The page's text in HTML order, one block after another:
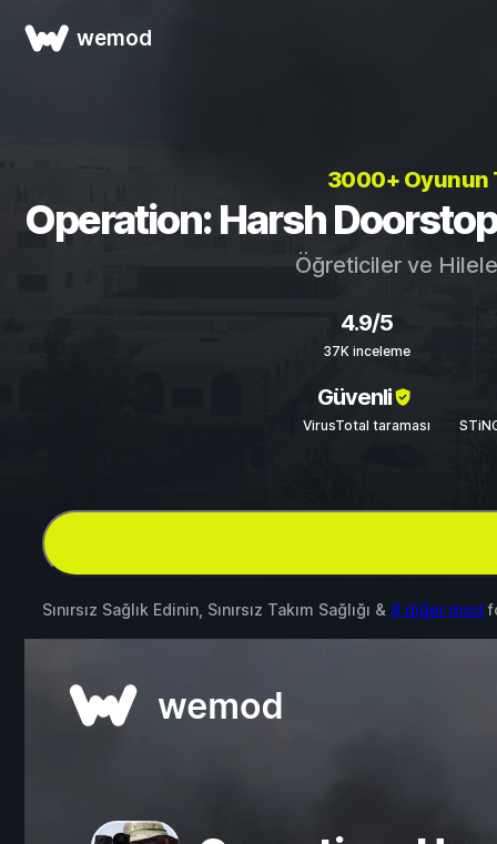
wemod
3000+
Operation: Harsh
Öğreticiler ve
4.9/5
37K inceleme
Güvenli
VirusTotal taraması
Sınırsız Sağlık Edinin, Sınırsız Takım Sağlığı & 8 diğer mod